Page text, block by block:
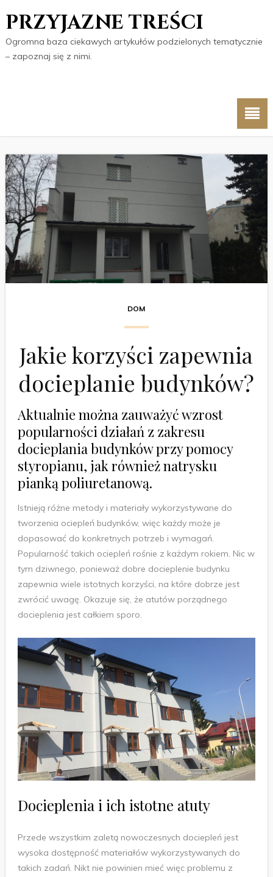
PRZYJAZNE TREŚCI
Ogromna baza ciekawych artykułów podzielonych tematycznie
– zapoznaj się z nimi.
DOM
Jakie korzyści zapewnia
docieplanie budynków?
Aktualnie można zauważyć wzrost
popularności działań z zakresu
docieplania budynków przy pomocy
styropianu, jak również natrysku
pianką poliuretanową.
Istnieją różne metody i materiały wykorzystywane do
tworzenia ociepleń budynków, więc każdy może je
dopasować do konkretnych potrzeb i wymagań.
Popularność takich ociepleń rośnie z każdym rokiem. Nic w
tym dziwnego, ponieważ dobre docieplenie budynku
zapewnia wiele istotnych korzyści, na które dobrze jest
zwrócić uwagę. Okazuje się, że atutów porządnego
docieplenia jest całkiem sporo.
Docieplenia i ich istotne atuty
Przede wszystkim zaletą nowoczesnych dociepleń jest
wysoka dostępność materiałów wykorzystywanych do
takich zadań. Nikt nie powinien mieć więc problemu z